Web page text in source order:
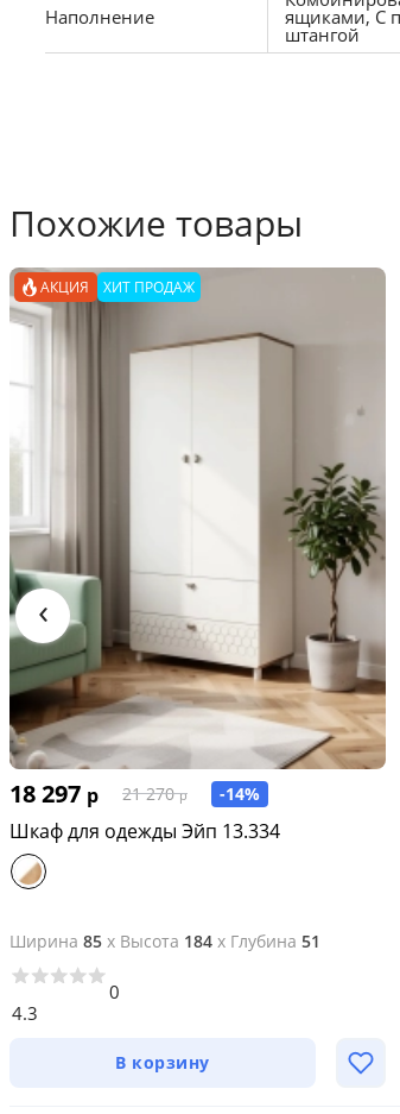
Наполнение ящиками, С
штангой
Похожие товары
АКЦИЯ ХИТ ПРОДАЖ
18 297 р 21 270 р -14%
Шкаф для одежды Эйп 13.334
Ширина 85 x Высота 184 x Глубина 51
4.3
0
В корзину
‹